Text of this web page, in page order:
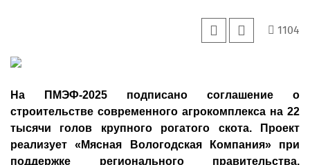
1104
На ПМЭФ-2025 подписано соглашение о
строительстве современного агрокомплекса на 22
тысячи голов крупного рогатого скота. Проект
реализует «Мясная Вологодская Компания» при
поддержке регионального правительства.